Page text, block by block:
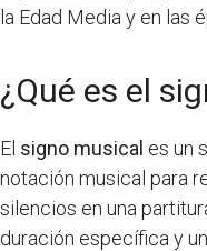
la Edad Media y en las
¿Qué es el
El signo musical es un
notación musical para
silencios en una
duración específica y